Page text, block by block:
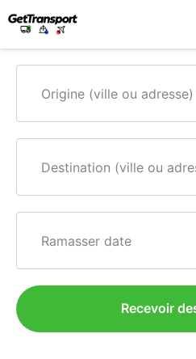
Origine (ville ou adresse)
Destination (ville ou
Ramasser date
Recevoir